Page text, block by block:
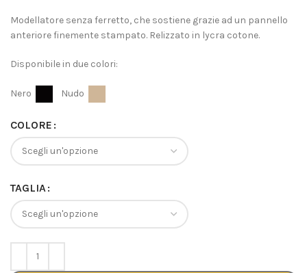
Modellatore senza ferretto, che sostiene grazie ad un pannello
anteriore finemente stampato. Relizzato in lycra cotone.
Disponibile in due colori:
Nero Nudo
COLORE
TAGLIA